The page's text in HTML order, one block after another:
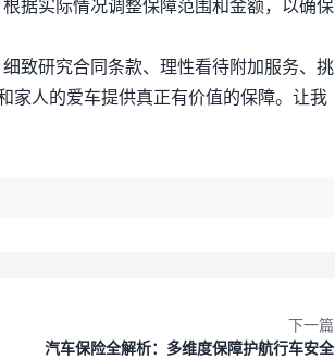
致研究合同条款、理性看待附加服务、挑
家人的爱车提供真正有价值的保障。让我
下一篇
汽车保险全解析：多维度保障护航行车安全